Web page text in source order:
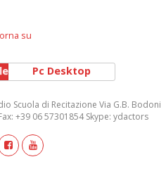
su
Pc Desktop
Scuola di Recitazione Via G.B. Bodoni
+39 06 57301854 Skype: ydactors